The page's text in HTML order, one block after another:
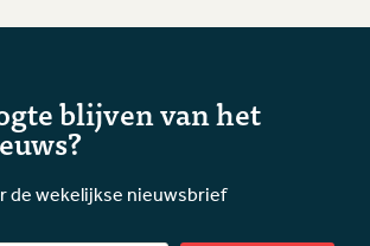
blijven van het
de wekelijkse nieuwsbrief